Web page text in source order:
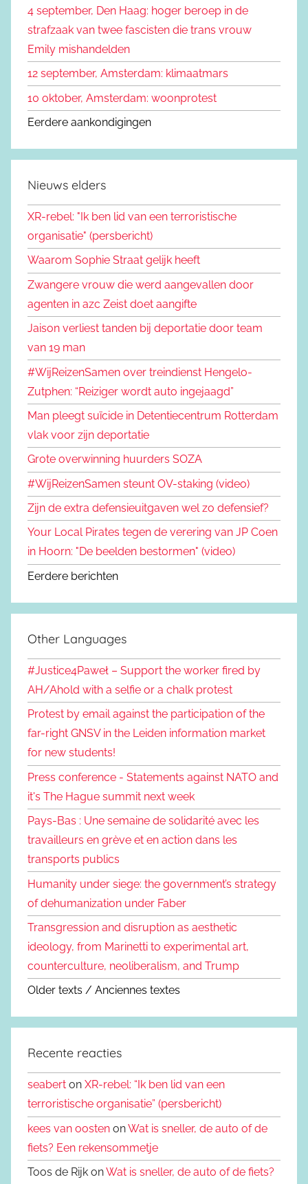
r
:
4 september, Den Haag: hoger beroep in de
strafzaak van twee fascisten die trans vrouw
Emily mishandelden
12 september, Amsterdam: klimaatmars
10 oktober, Amsterdam: woonprotest
Eerdere aankondigingen
Nieuws elders
XR-rebel: "Ik ben lid van een terroristische
organisatie" (persbericht)
Waarom Sophie Straat gelijk heeft
Zwangere vrouw die werd aangevallen door
agenten in azc Zeist doet aangifte
Jaison verliest tanden bij deportatie door team
van 19 man
#WijReizenSamen over treindienst Hengelo-
Zutphen: “Reiziger wordt auto ingejaagd”
Man pleegt suïcide in Detentiecentrum Rotterdam
vlak voor zijn deportatie
Grote overwinning huurders SOZA
#WijReizenSamen steunt OV-staking (video)
Zijn de extra defensieuitgaven wel zo defensief?
Your Local Pirates tegen de verering van JP Coen
in Hoorn: "De beelden bestormen" (video)
Eerdere berichten
Other Languages
#Justice4Paweł – Support the worker fired by
AH/Ahold with a selfie or a chalk protest
Protest by email against the participation of the
far-right GNSV in the Leiden information market
for new students!
Press conference - Statements against NATO and
it's The Hague summit next week
Pays-Bas : Une semaine de solidarité avec les
travailleurs en grève et en action dans les
transports publics
Humanity under siege: the government’s strategy
of dehumanization under Faber
Transgression and disruption as aesthetic
ideology, from Marinetti to experimental art,
counterculture, neoliberalism, and Trump
Older texts / Anciennes textes
Recente reacties
seabert on XR-rebel: “Ik ben lid van een
terroristische organisatie” (persbericht)
kees van oosten onWat is sneller, de auto of de
fiets? Een rekensommetje
Toos de Rijk onWat is sneller, de auto of de fiets?